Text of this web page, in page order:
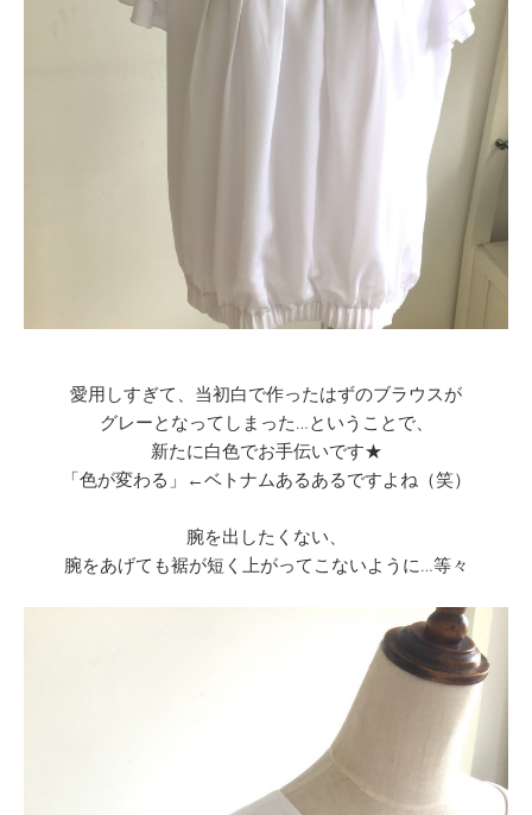
愛用しすぎて、当初白で作ったはずのブラウスが
グレーとなってしまった…ということで、
新たに白色でお手伝いです★
「色が変わる」←ベトナムあるあるですよね（笑）
腕を出したくない、
腕をあげても裾が短く上がってこないように…等々